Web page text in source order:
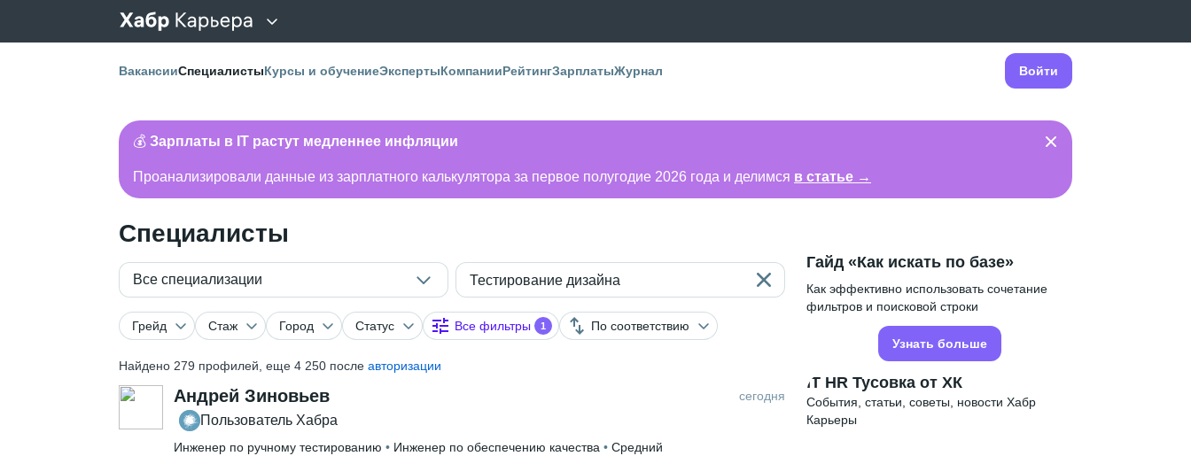
ВакансииСпециалистыКурсы и обучениеЭкспертыКомпанииРейтингЗарплатыЖурнал Войти
💰 Зарплаты в IT растут медленнее инфляции
Проанализировали данные из зарплатного калькулятора за первое полугодие 2026 года и делимся в статье →
Специалисты
Все специализации Тестирование дизайна
Грейд Стаж Город Статус Все фильтры 1 По соответствию
Найдено 279 профилей, еще 4 250 после авторизации
Андрей Зиновьев сегодня
Пользователь Хабра
Инженер по ручному тестированию • Инженер по обеспечению качества • Средний
Гайд «Как искать по базе»
Как эффективно использовать сочетание
фильтров и поисковой строки
Узнать больше
IT HR Тусовка от ХК
События, статьи, советы, новости Хабр
Карьеры